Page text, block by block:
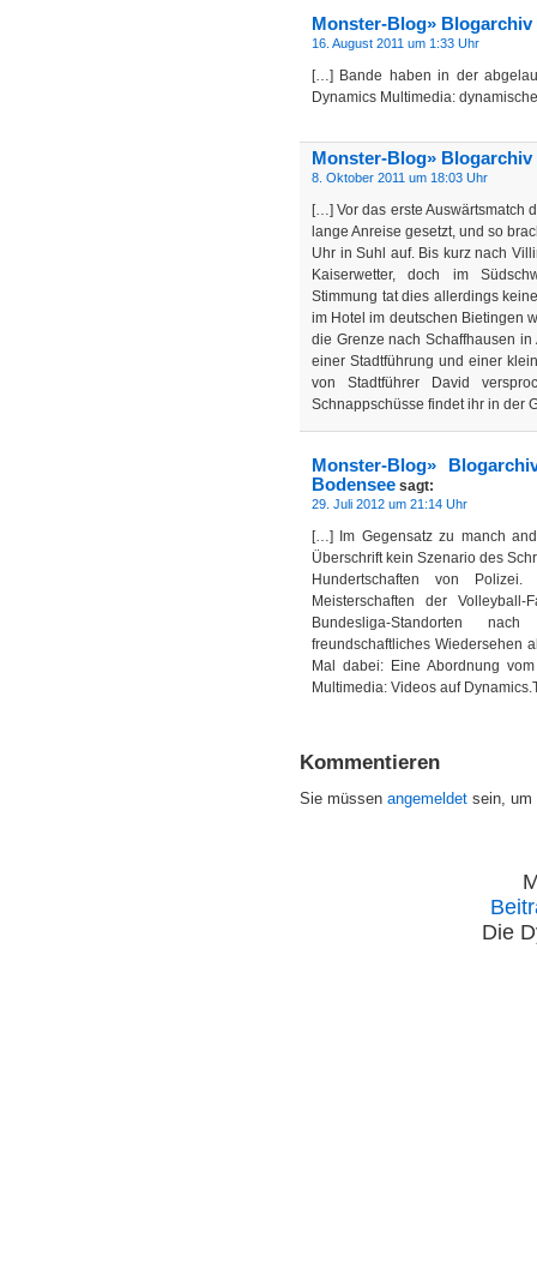
Monster-Blog»
16. August 2011 um 1:33 Uhr
[…] Bande haben in der
Dynamics Multimedia:
Monster-Blog» Blogarchiv
8. Oktober 2011 um 18:03 Uhr
[…] Vor das erste Auswärtsmatch
lange Anreise gesetzt, und so
Uhr in Suhl auf. Bis kurz nach
Kaiserwetter, doch im
Stimmung tat dies allerdings
im Hotel im deutschen Bietingen
die Grenze nach Schaffhausen
einer Stadtführung und einer
von Stadtführer David
Schnappschüsse findet ihr in
Monster-Blog»
Bodensee sagt:
29. Juli 2012 um 21:14 Uhr
[…] Im Gegensatz zu manch
Überschrift kein Szenario des
Hundertschaften von
Meisterschaften der
Bundesliga-Standorten
freundschaftliches Wiedersehen
Mal dabei: Eine Abordnung
Multimedia: Videos auf
Kommentieren
Sie müssen angemeldet sein, um
Die